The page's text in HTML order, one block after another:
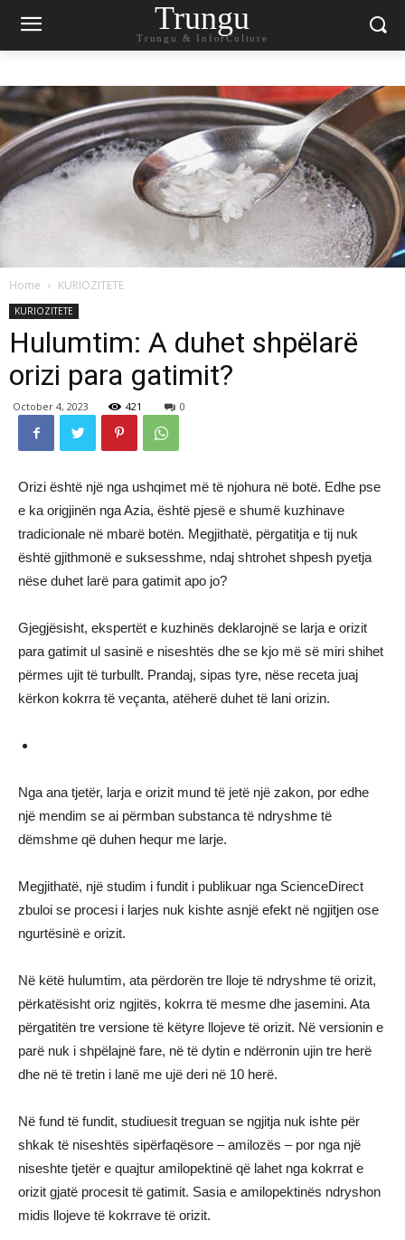
Trungu
Trungu & InforCulture
Home KURIOZITETE
KURIOZITETE
Hulumtim: A duhet shpëlarë
orizi para gatimit?
October 4, 2023 421 0
Orizi është një nga ushqimet më të njohura në botë. Edhe pse
e ka origjinën nga Azia, është pjesë e shumë kuzhinave
tradicionale në mbarë botën. Megjithatë, përgatitja e tij nuk
është gjithmonë e suksesshme, ndaj shtrohet shpesh pyetja
nëse duhet larë para gatimit apo jo?
Gjegjësisht, ekspertët e kuzhinës deklarojnë se larja e orizit
para gatimit ul sasinë e niseshtës dhe se kjo më së miri shihet
përmes ujit të turbullt. Prandaj, sipas tyre, nëse receta juaj
kërkon kokrra të veçanta, atëherë duhet të lani orizin.
Nga ana tjetër, larja e orizit mund të jetë një zakon, por edhe
një mendim se ai përmban substanca të ndryshme të
dëmshme që duhen hequr me larje.
Megjithatë, një studim i fundit i publikuar nga ScienceDirect
zbuloi se procesi i larjes nuk kishte asnjë efekt në ngjitjen ose
ngurtësinë e orizit.
Në këtë hulumtim, ata përdorën tre lloje të ndryshme të orizit,
përkatësisht oriz ngjitës, kokrra të mesme dhe jasemini. Ata
përgatitën tre versione të këtyre llojeve të orizit. Në versionin e
parë nuk i shpëlajnë fare, në të dytin e ndërronin ujin tre herë
dhe në të tretin i lanë me ujë deri në 10 herë.
Në fund të fundit, studiuesit treguan se ngjitja nuk ishte për
shkak të niseshtës sipërfaqësore – amilozës – por nga një
niseshte tjetër e quajtur amilopektinë që lahet nga kokrrat e
orizit gjatë procesit të gatimit. Sasia e amilopektinës ndryshon
midis llojeve të kokrrave të orizit.